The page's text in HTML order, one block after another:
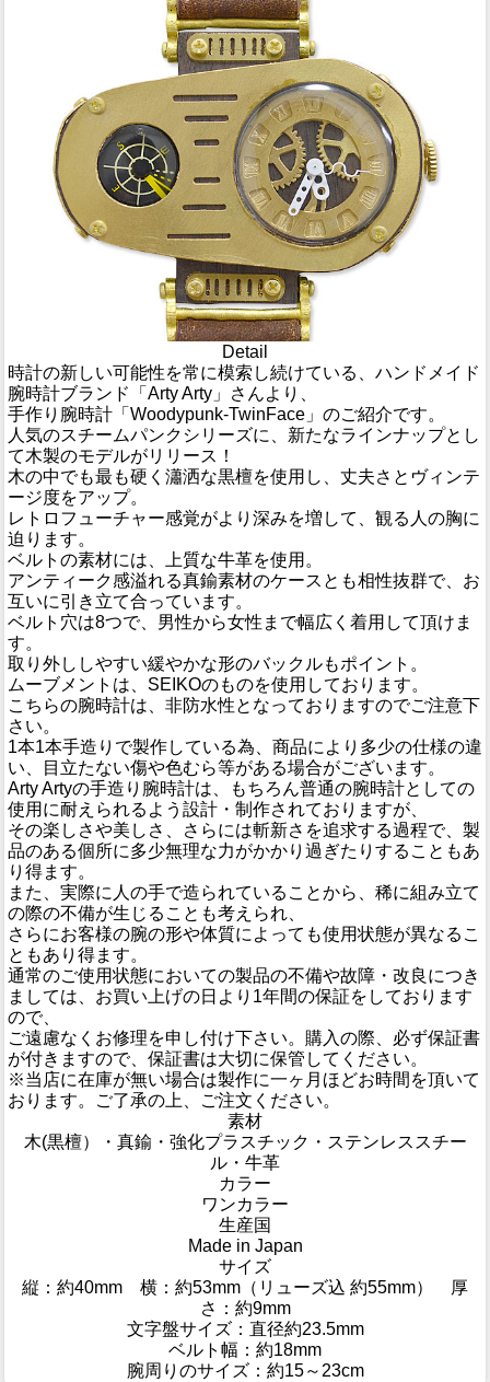
Detail
時計の新しい可能性を常に模索し続けている、ハンドメイド
腕時計ブランド「Arty Arty」さんより、
手作り腕時計「Woodypunk-TwinFace」のご紹介です。
人気のスチームパンクシリーズに、新たなラインナップとし
て木製のモデルがリリース！
木の中でも最も硬く瀟洒な黒檀を使用し、丈夫さとヴィンテ
ージ度をアップ。
レトロフューチャー感覚がより深みを増して、観る人の胸に
迫ります。
ベルトの素材には、上質な牛革を使用。
アンティーク感溢れる真鍮素材のケースとも相性抜群で、お
互いに引き立て合っています。
ベルト穴は8つで、男性から女性まで幅広く着用して頂けま
す。
取り外ししやすい緩やかな形のバックルもポイント。
ムーブメントは、SEIKOのものを使用しております。
こちらの腕時計は、非防水性となっておりますのでご注意下
さい。
1本1本手造りで製作している為、商品により多少の仕様の違
い、目立たない傷や色むら等がある場合がございます。
Arty Artyの手造り腕時計は、もちろん普通の腕時計としての
使用に耐えられるよう設計・制作されておりますが、
その楽しさや美しさ、さらには斬新さを追求する過程で、製
品のある個所に多少無理な力がかかり過ぎたりすることもあ
り得ます。
また、実際に人の手で造られていることから、稀に組み立て
の際の不備が生じることも考えられ、
さらにお客様の腕の形や体質によっても使用状態が異なるこ
ともあり得ます。
通常のご使用状態においての製品の不備や故障・改良につき
ましては、お買い上げの日より1年間の保証をしております
ので、
ご遠慮なくお修理を申し付け下さい。購入の際、必ず保証書
が付きますので、保証書は大切に保管してください。
※当店に在庫が無い場合は製作に一ヶ月ほどお時間を頂いて
おります。ご了承の上、ご注文ください。
素材
木(黒檀）・真鍮・強化プラスチック・ステンレススチー
ル・牛革
カラー
ワンカラー
生産国
Made in Japan
サイズ
縦：約40mm 横：約53mm（リューズ込 約55mm） 厚
さ：約9mm
文字盤サイズ：直径約23.5mm
ベルト幅：約18mm
腕周りのサイズ：約15～23cm